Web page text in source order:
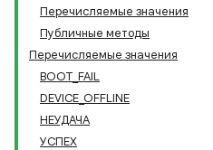
Перечисляемые значения
Публичные методы
Перечисляемые значения
BOOT_FAIL
DEVICE_OFFLINE
НЕУДАЧА
УСПЕХ